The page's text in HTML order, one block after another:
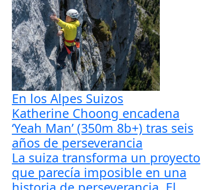
En los Alpes Suizos
Katherine Choong encadena
‘Yeah Man’ (350m 8b+) tras seis
años de perseverancia
La suiza transforma un proyecto
que parecía imposible en una